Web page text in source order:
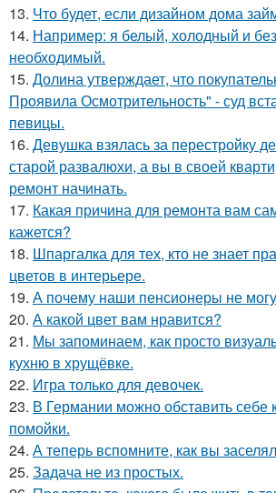
13. Что будет, если дизайном дома
14. Например: я белый, холодный и
необходимый.
15. Долина утверждает, что
Проявила Осмотрительность" - суд
певицы.
16. Девушка взялась за перестройку
старой развалюхи, а вы в своей
ремонт начинать.
17. Какая причина для ремонта вам
кажется?
18. Шпаргалка для тех, кто не знает
цветов в интерьере.
19. А почему наши пенсионеры не
20. А какой цвет вам нравится?
21. Мы запоминаем, как просто
кухню в хрущёвке.
22. Игра только для девочек.
23. В Германии можно обставить себе
помойки.
24. А теперь вспомните, как вы
25. Задача не из простых.